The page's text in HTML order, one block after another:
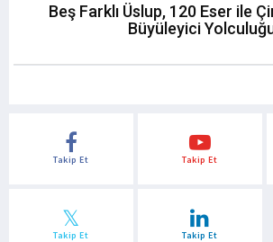
Beş Farklı Üslup, 120 Eser ile
Büyüleyici
Takip Et Takip Et
Takip Et Takip Et